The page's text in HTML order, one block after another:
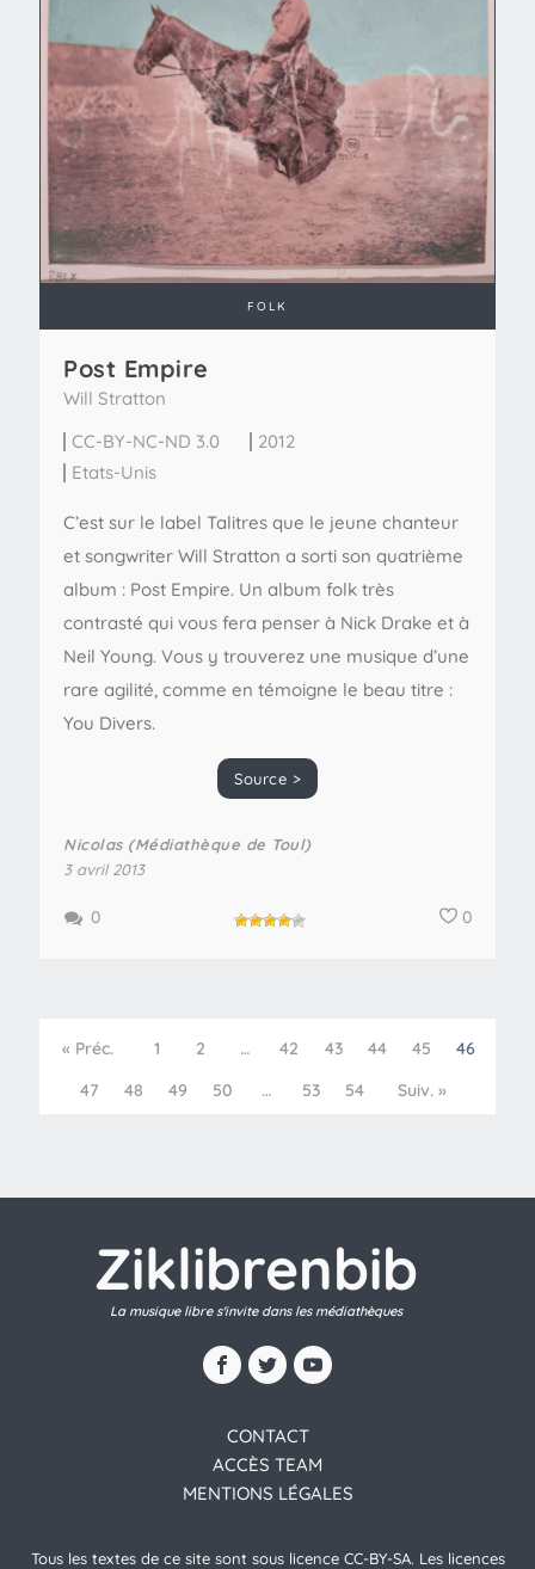
FOLK
Post Empire
Will Stratton
CC-BY-NC-ND 3.0
2012
Etats-Unis
C’est sur le label Talitres que le jeune chanteur
et songwriter Will Stratton a sorti son quatrième
album : Post Empire. Un album folk très
contrasté qui vous fera penser à Nick Drake et à
Neil Young. Vous y trouverez une musique d’une
rare agilité, comme en témoigne le beau titre :
You Divers.
Source >
Nicolas (Médiathèque de Toul)
3 avril 2013
0
0
« Préc. 1 2 … 42 43 44 45
46
47
48 49 50 … 53 54 Suiv. »
Ziklibrenbib
La musique libre s'invite dans les médiathèques
CONTACT
ACCÈS TEAM
MENTIONS LÉGALES
Tous les textes de ce site sont sous licence CC-BY-SA. Les licences